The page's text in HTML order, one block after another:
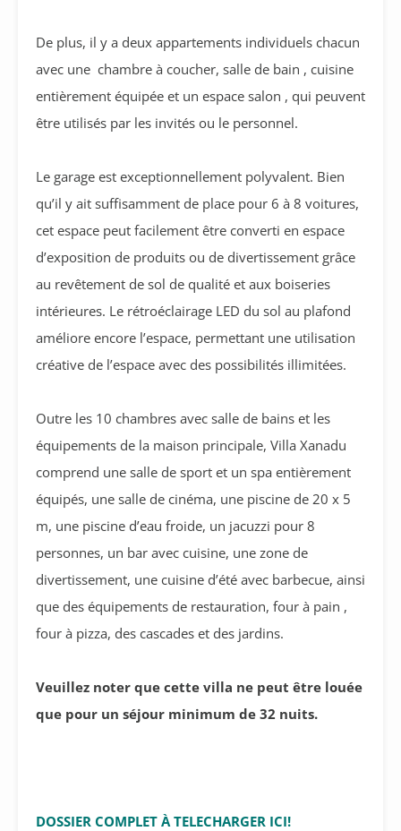
De plus, il y a deux appartements individuels chacun
avec une chambre à coucher, salle de bain , cuisine
entièrement équipée et un espace salon , qui peuvent
être utilisés par les invités ou le personnel.
Le garage est exceptionnellement polyvalent. Bien
qu’il y ait suffisamment de place pour 6 à 8 voitures,
cet espace peut facilement être converti en espace
d’exposition de produits ou de divertissement grâce
au revêtement de sol de qualité et aux boiseries
intérieures. Le rétroéclairage LED du sol au plafond
améliore encore l’espace, permettant une utilisation
créative de l’espace avec des possibilités illimitées.
Outre les 10 chambres avec salle de bains et les
équipements de la maison principale, Villa Xanadu
comprend une salle de sport et un spa entièrement
équipés, une salle de cinéma, une piscine de 20 x 5
m, une piscine d’eau froide, un jacuzzi pour 8
personnes, un bar avec cuisine, une zone de
divertissement, une cuisine d’été avec barbecue, ainsi
que des équipements de restauration, four à pain ,
four à pizza, des cascades et des jardins.
Veuillez noter que cette villa ne peut être louée
que pour un séjour minimum de 32 nuits.
DOSSIER COMPLET À TELECHARGER ICI!